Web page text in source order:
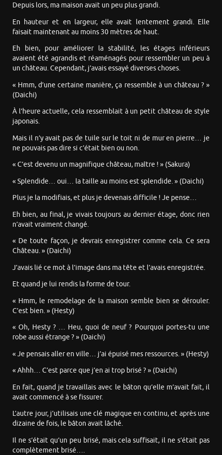
Depuis lors, ma maison avait un peu plus grandi.
En hauteur et en largeur, elle avait lentement grandi. Elle
faisait maintenant au moins 30 mètres de haut.
Eh bien, pour améliorer la stabilité, les étages inférieurs
avaient été agrandis et réaménagés pour ressembler un peu à
un château. Cependant, j’avais essayé diverses choses.
« Hmm, d’une certaine manière, ça ressemble à un château ? »
(Daichi)
À l’heure actuelle, cela ressemblait à un petit château de style
japonais.
Mais il n’y avait pas de tuile sur le toit ni de mur en pierre… je
ne pouvais pas dire si c’était bien ou non.
« C’est devenu un magnifique château, maître ! » (Sakura)
« Splendide… oui… la taille au moins est splendide. » (Daichi)
Plus je la modifiais, et plus je devenais difficile ! Je pense…
Eh bien, au final, je vivais toujours au dernier étage, donc rien
n’avait vraiment changé.
« De toute façon, je devrais enregistrer comme cela. Ce sera
Château. » (Daichi)
J’avais lié ce mot à l’image dans ma tête et l’avais enregistrée.
Et quand je lui rendis la forme de tour.
« Hmm, le remodelage de la maison semble bien se dérouler.
C’est bien. » (Hesty)
« Oh, Hesty ? … Heu, quoi de neuf ? Pourquoi portes-tu une
robe aussi étrange ? » (Daichi)
« Je pensais aller en ville… j’ai épuisé mes ressources. » (Hesty)
« Ahhh… C’est parce que j’en ai trop brisé ? » (Daichi)
En fait, quand je travaillais avec le bâton qu’elle m’avait fait, il
avait commencé à se fissurer.
L’autre jour, j’utilisais une clé magique en continu, et après une
dizaine de fois, le bâton avait lâché.
Il ne s’était qu’un peu brisé, mais cela suffisait, il ne s’était pas
complètement brisé….